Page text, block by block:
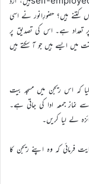
کتنے ہیں؟ حضورِانور نے اسی
تعداد ہے۔ اس کی تصدیق پر
میں ایسے ہیں جو آ سکتے ہیں
کہ اس ریجن میں مسجد بیت
نماز جمعہ ادا کی جاتی ہے۔
لے لیا کریں۔
فرمائی کہ وہ اپنے ریجن کا